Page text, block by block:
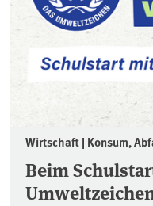
Wirtschaft | Konsum,
Beim